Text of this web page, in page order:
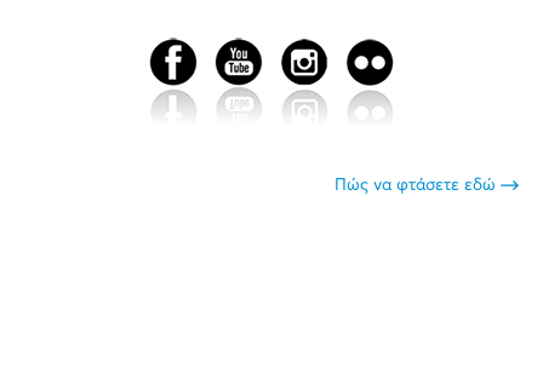
Πώς να φτάσετε εδώ